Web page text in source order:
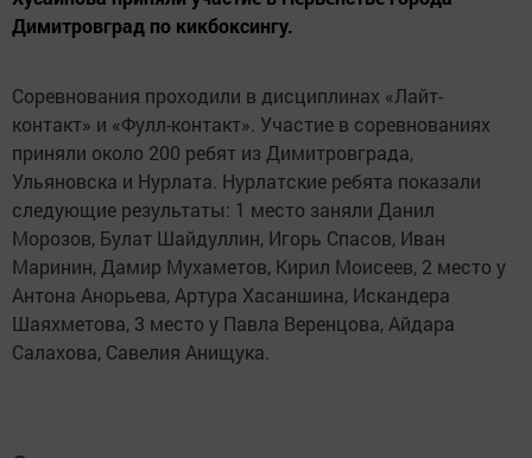
Димитровград по кикбоксингу.
Соревнования проходили в дисциплинах «Лайт-
контакт» и «Фулл-контакт». Участие в соревнованиях
приняли около 200 ребят из Димитровграда,
Ульяновска и Нурлата. Нурлатские ребята показали
следующие результаты: 1 место заняли Данил
Морозов, Булат Шайдуллин, Игорь Спасов, Иван
Маринин, Дамир Мухаметов, Кирил Моисеев, 2 место у
Антона Анорьева, Артура Хасаншина, Искандера
Шаяхметова, 3 место у Павла Веренцова, Айдара
Салахова, Савелия Анищука.